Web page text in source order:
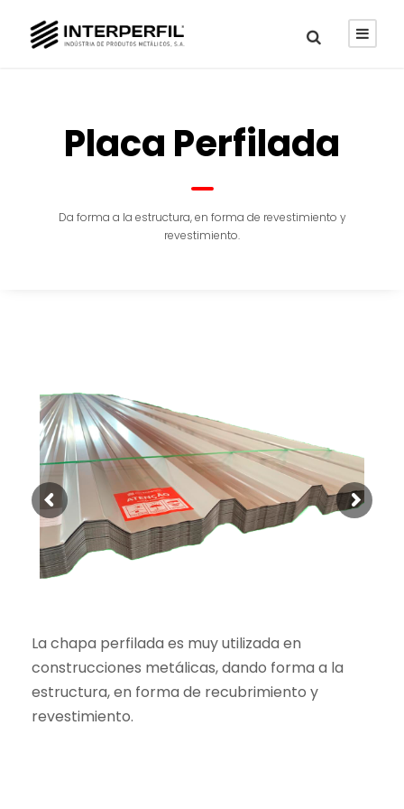
Placa Perfilada
Da forma a la estructura, en forma de revestimiento y
revestimiento.
La chapa perfilada es muy utilizada en
construcciones metálicas, dando forma a la
estructura, en forma de recubrimiento y
revestimiento.